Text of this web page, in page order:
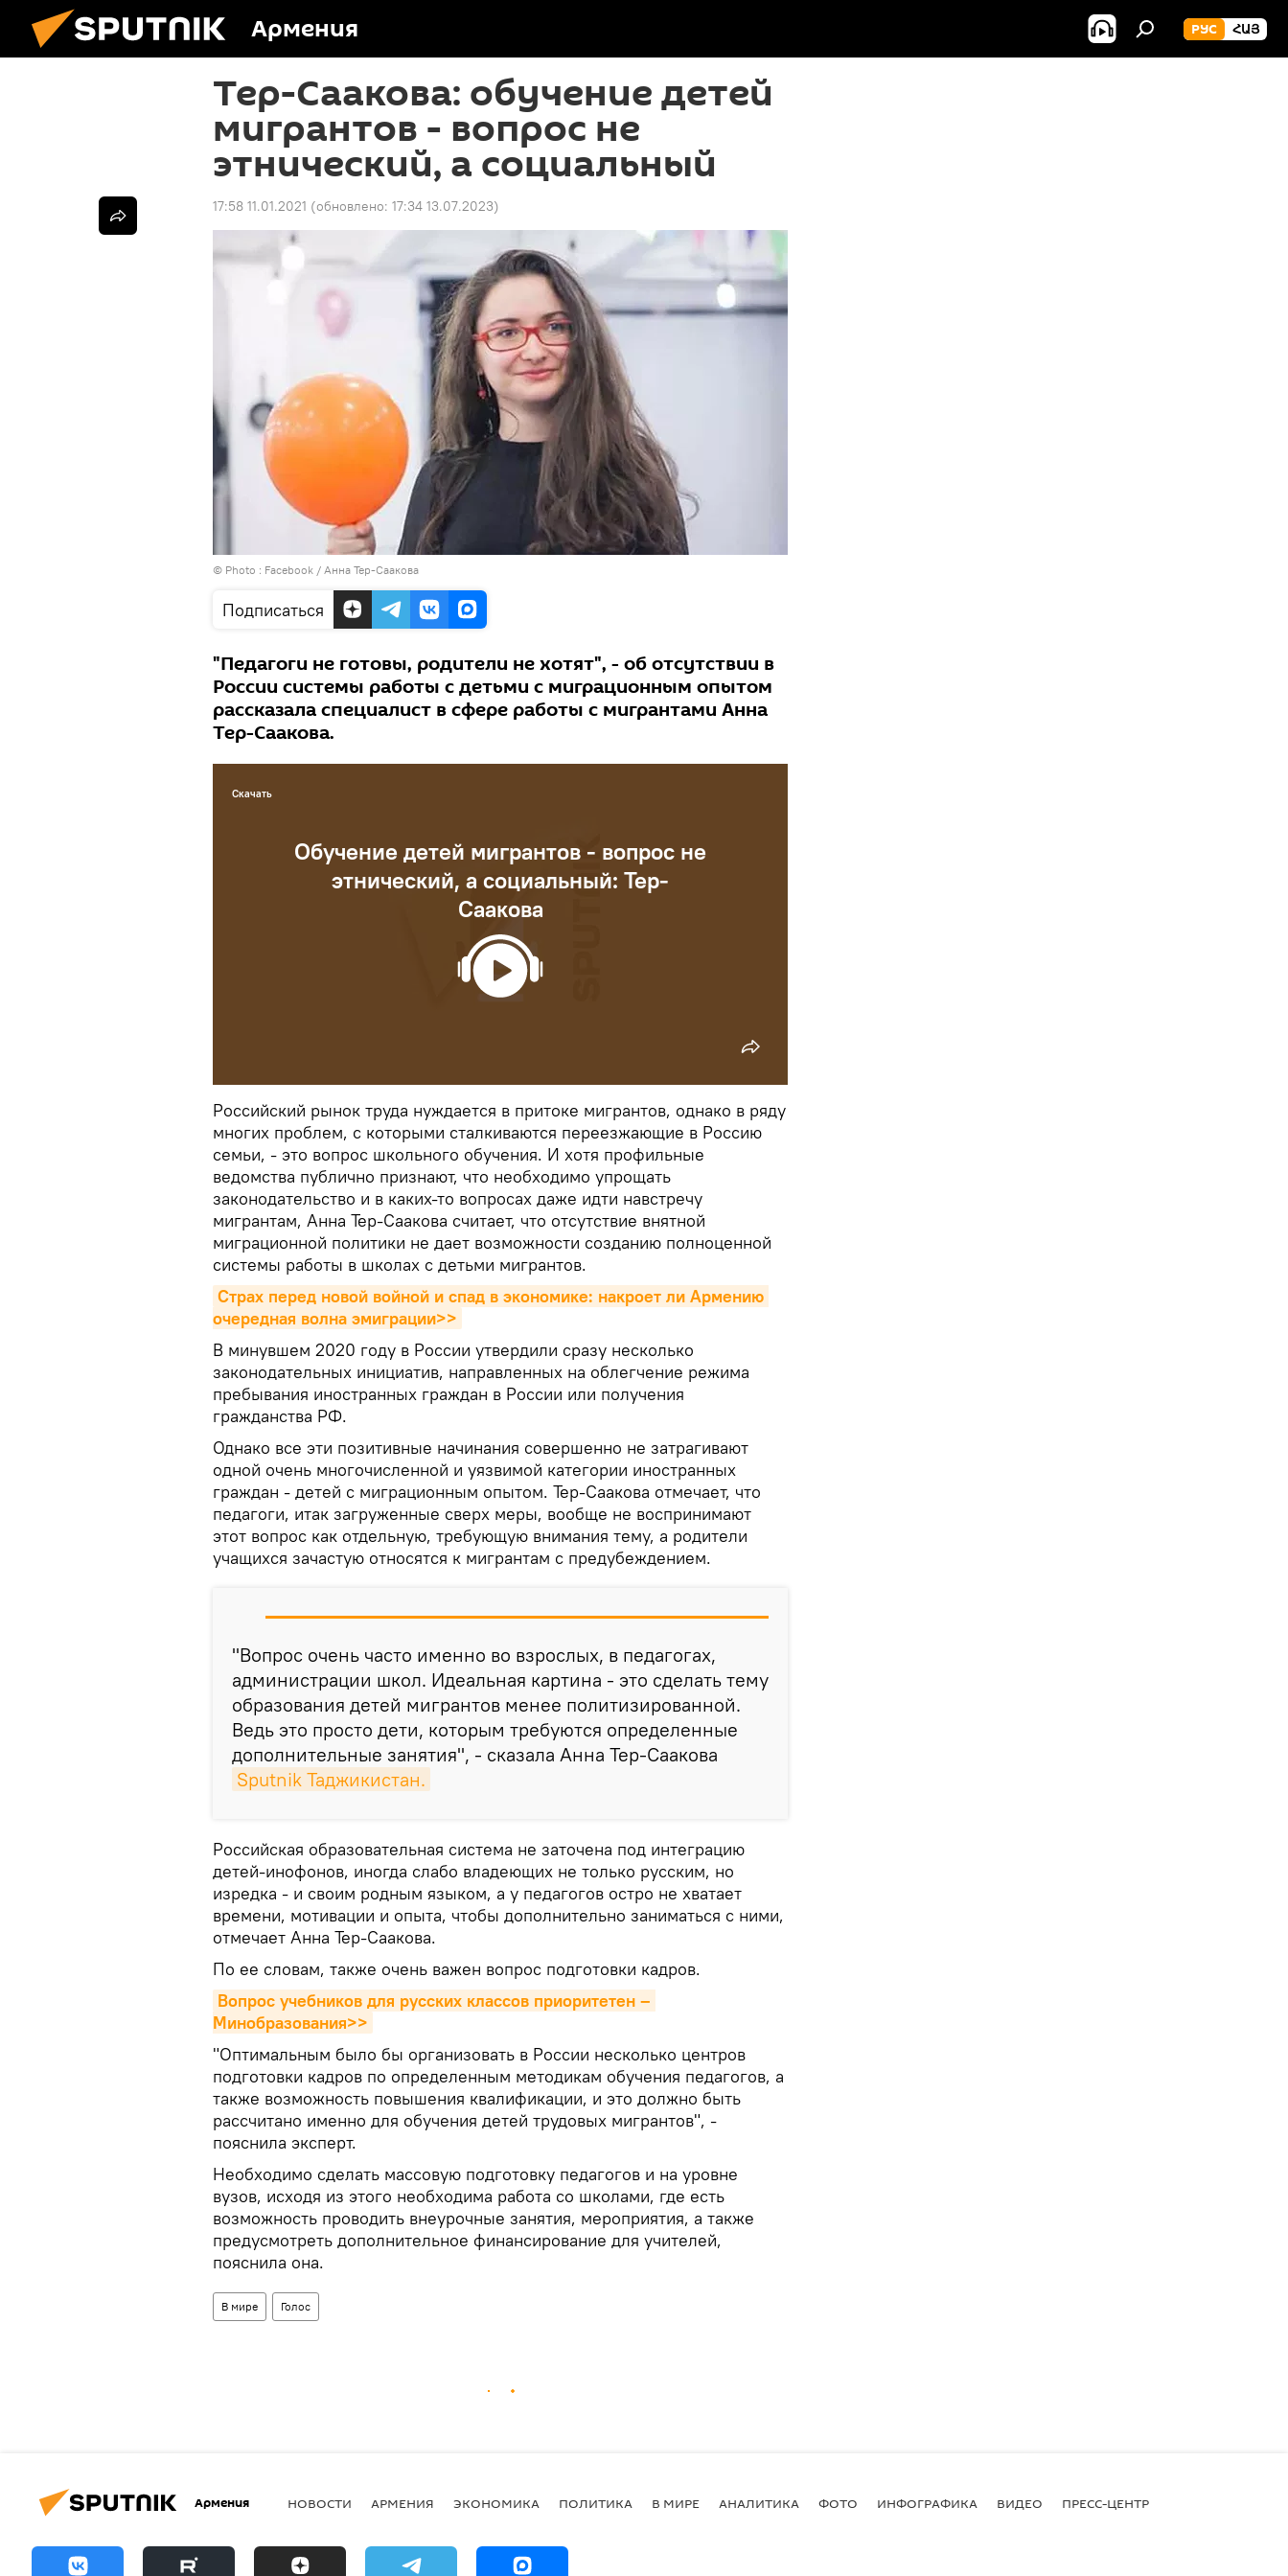
Армения РУС ՀԱՅ
Тер-Саакова: обучение детей
мигрантов - вопрос не
этнический, а социальный
17:58 11.01.2021 (обновлено: 17:34 13.07.2023)
© Photo : Facebook / Анна Тер-Саакова
Подписаться
"Педагоги не готовы, родители не хотят", - об отсутствии в
России системы работы с детьми с миграционным опытом
рассказала специалист в сфере работы с мигрантами Анна
Тер-Саакова.
Обучение детей мигрантов - вопрос не
этнический, а социальный: Тер-
Саакова
Скачать
Российский рынок труда нуждается в притоке мигрантов, однако в ряду
многих проблем, с которыми сталкиваются переезжающие в Россию
семьи, - это вопрос школьного обучения. И хотя профильные
ведомства публично признают, что необходимо упрощать
законодательство и в каких-то вопросах даже идти навстречу
мигрантам, Анна Тер-Саакова считает, что отсутствие внятной
миграционной политики не дает возможности созданию полноценной
системы работы в школах с детьми мигрантов.
Страх перед новой войной и спад в экономике: накроет ли Армению
очередная волна эмиграции>>
В минувшем 2020 году в России утвердили сразу несколько
законодательных инициатив, направленных на облегчение режима
пребывания иностранных граждан в России или получения
гражданства РФ.
Однако все эти позитивные начинания совершенно не затрагивают
одной очень многочисленной и уязвимой категории иностранных
граждан - детей с миграционным опытом. Тер-Саакова отмечает, что
педагоги, итак загруженные сверх меры, вообще не воспринимают
этот вопрос как отдельную, требующую внимания тему, а родители
учащихся зачастую относятся к мигрантам с предубеждением.
"Вопрос очень часто именно во взрослых, в педагогах,
администрации школ. Идеальная картина - это сделать тему
образования детей мигрантов менее политизированной.
Ведь это просто дети, которым требуются определенные
дополнительные занятия", - сказала Анна Тер-Саакова
Sputnik Таджикистан.
Российская образовательная система не заточена под интеграцию
детей-инофонов, иногда слабо владеющих не только русским, но
изредка - и своим родным языком, а у педагогов остро не хватает
времени, мотивации и опыта, чтобы дополнительно заниматься с ними,
отмечает Анна Тер-Саакова.
По ее словам, также очень важен вопрос подготовки кадров.
Вопрос учебников для русских классов приоритетен –
Минобразования>>
"Оптимальным было бы организовать в России несколько центров
подготовки кадров по определенным методикам обучения педагогов, а
также возможность повышения квалификации, и это должно быть
рассчитано именно для обучения детей трудовых мигрантов", -
пояснила эксперт.
Необходимо сделать массовую подготовку педагогов и на уровне
вузов, исходя из этого необходима работа со школами, где есть
возможность проводить внеурочные занятия, мероприятия, а также
предусмотреть дополнительное финансирование для учителей,
пояснила она.
В мире Голос
Армения НОВОСТИ АРМЕНИЯ ЭКОНОМИКА ПОЛИТИКА В МИРЕ АНАЛИТИКА ФОТО ИНФОГРАФИКА ВИДЕО ПРЕСС-ЦЕНТР